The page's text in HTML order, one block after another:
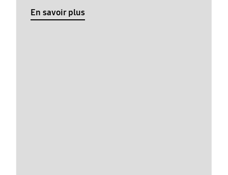
En savoir plus